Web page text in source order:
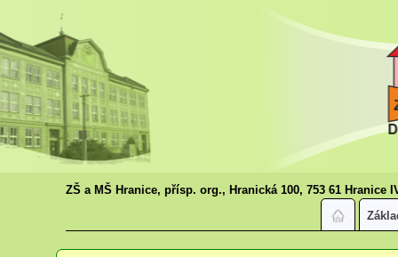
ZŠ a MŠ Hranice, přísp. org., Hranická 100, 753 61 Hranice